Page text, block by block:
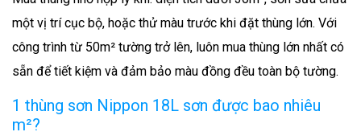
một vị trí cục bộ, hoặc thử màu trước khi đặt thùng lớn. Với
công trình từ 50m² tường trở lên, luôn mua thùng lớn nhất có
sẵn để tiết kiệm và đảm bảo màu đồng đều toàn bộ tường.
1 thùng sơn Nippon 18L sơn được bao nhiêu
m²?